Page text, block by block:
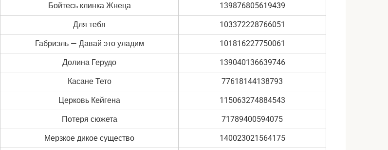
Бойтесь клинка Жнеца 139876805619439
Для тебя 103372228766051
Габриэль — Давай это уладим 101816227750061
Долина Герудо 139040136639746
Касане Тето 77618144138793
Церковь Кейгена 115063274884543
Потеря сюжета 71789400594075
Мерзкое дикое существо 140023021564175